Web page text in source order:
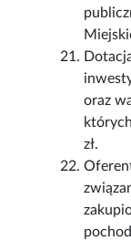
oraz
zł.